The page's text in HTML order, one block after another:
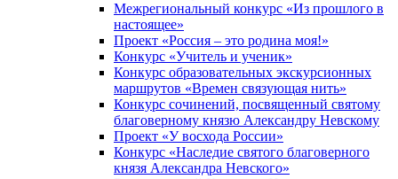
Межрегиональный конкурс «Из прошлого в
настоящее»
Проект «Россия – это родина моя!»
Конкурс «Учитель и ученик»
Конкурс образовательных экскурсионных
маршрутов «Времен связующая нить»
Конкурс сочинений, посвященный святому
благоверному князю Александру Невскому
Проект «У восхода России»
Конкурс «Наследие святого благоверного
князя Александра Невского»